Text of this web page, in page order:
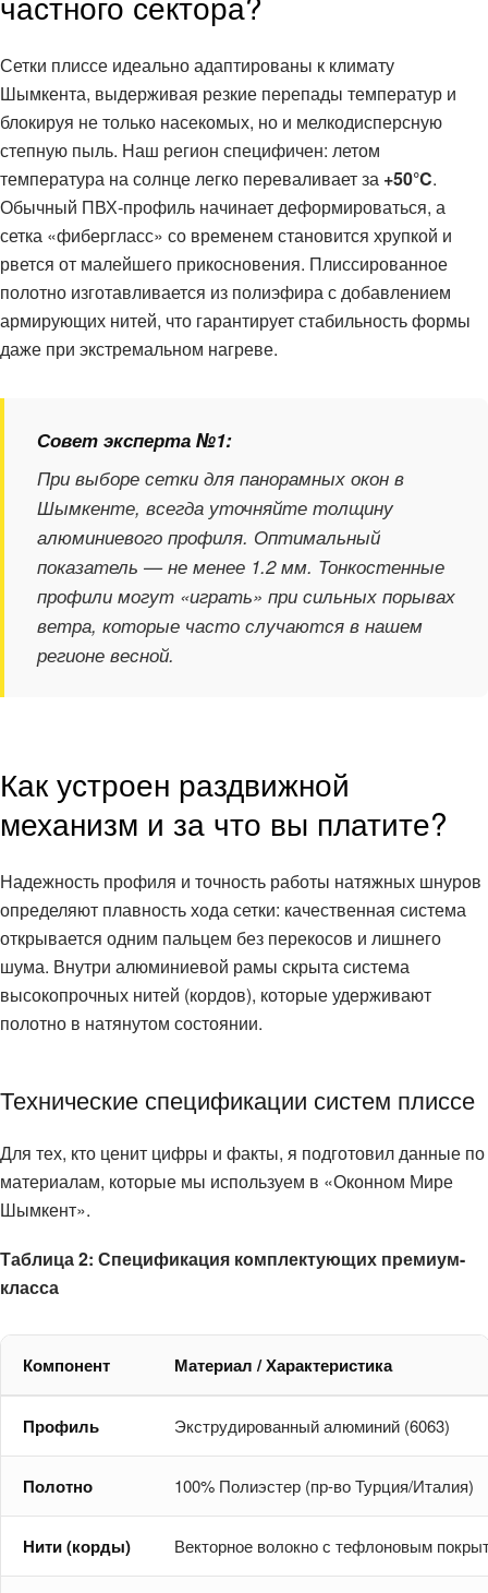
Сетки плиссе идеально адаптированы к климату
Шымкента, выдерживая резкие перепады температур и
блокируя не только насекомых, но и мелкодисперсную
степную пыль. Наш регион специфичен: летом
температура на солнце легко переваливает за +50°C.
Обычный ПВХ-профиль начинает деформироваться, а
сетка «фибергласс» со временем становится хрупкой и
рвется от малейшего прикосновения. Плиссированное
полотно изготавливается из полиэфира с добавлением
армирующих нитей, что гарантирует стабильность формы
даже при экстремальном нагреве.
Совет эксперта №1:
При выборе сетки для панорамных окон в
Шымкенте, всегда уточняйте толщину
алюминиевого профиля. Оптимальный
показатель — не менее 1.2 мм. Тонкостенные
профили могут «играть» при сильных порывах
ветра, которые часто случаются в нашем
регионе весной.
Как устроен раздвижной
механизм и за что вы платите?
Надежность профиля и точность работы натяжных шнуров
определяют плавность хода сетки: качественная система
открывается одним пальцем без перекосов и лишнего
шума. Внутри алюминиевой рамы скрыта система
высокопрочных нитей (кордов), которые удерживают
полотно в натянутом состоянии.
Технические спецификации систем плиссе
Для тех, кто ценит цифры и факты, я подготовил данные по
материалам, которые мы используем в «Оконном Мире
Шымкент».
Таблица 2: Спецификация комплектующих премиум-
класса
Компонент Материал / Характеристика
Профиль Экструдированный алюминий (6063)
Полотно 100% Полиэстер (пр-во Турция/Италия)
Нити (корды) Векторное волокно с тефлоновым